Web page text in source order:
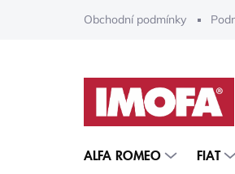
Obchodní podmínky
ALFA ROMEO FIAT